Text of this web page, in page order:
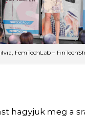
FemTechLab –
hagyjuk meg a